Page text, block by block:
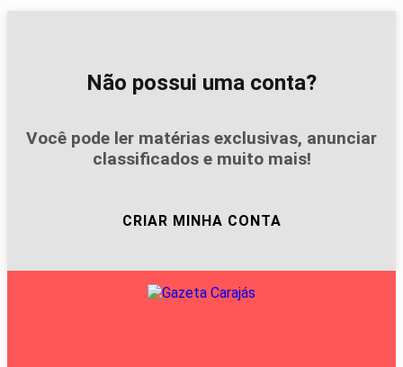
Não possui uma conta?
Você pode ler matérias exclusivas, anunciar
classificados e muito mais!
CRIAR MINHA CONTA